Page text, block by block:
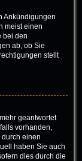
Ankündigungen
meist einen
bei den
ab, ob Sie
stellt
geantwortet
vorhanden,
einen
haben Sie auch
dies durch die